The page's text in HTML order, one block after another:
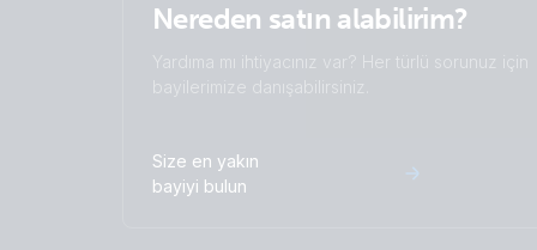
Nereden satın alabilirim?
Yardıma mı ihtiyacınız var? Her türlü sorunuz için
bayilerimize danışabilirsiniz.
Size en yakın
bayiyi bulun